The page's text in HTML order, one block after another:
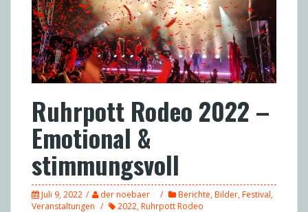
Ruhrpott Rodeo 2022 –
Emotional &
stimmungsvoll
Juli 9, 2022 der noebaer Berichte,Bilder,Festival,
Veranstaltungen
2022,Ruhrpott Rodeo